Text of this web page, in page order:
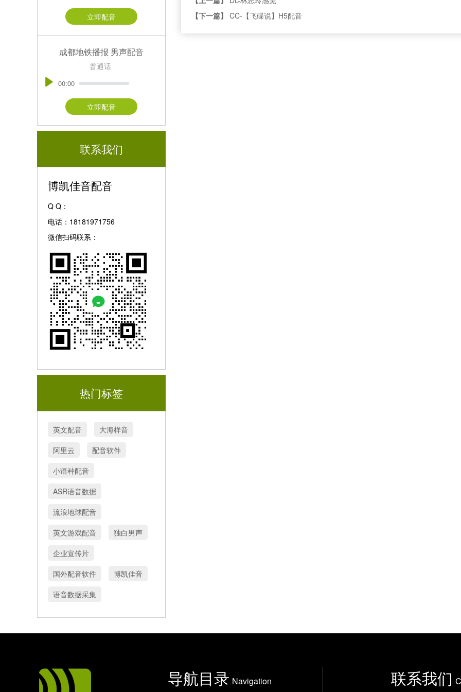
立即配音
成都地铁播报 男声配音
普通话
00:00
立即配音
联系我们
博凯佳音配音
Q Q：
电话：18181971756
微信扫码联系：
热门标签
英文配音
大海样音
阿里云
配音软件
小语种配音
ASR语音数据
流浪地球配音
英文游戏配音
独白男声
企业宣传片
国外配音软件
博凯佳音
语音数据采集
【下一篇】 CC-【飞碟说】H5配音
导航目录 Navigation 联系我们